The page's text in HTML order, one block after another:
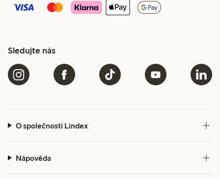
Sledujte nás
O společnosti Lindex
Nápověda